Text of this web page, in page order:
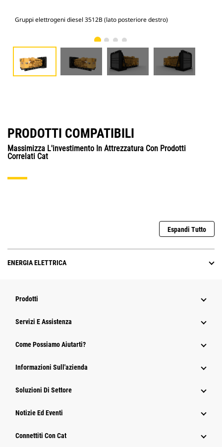
Gruppi elettrogeni diesel 3512B (lato posteriore destro)
PRODOTTI COMPATIBILI
Massimizza L'investimento In Attrezzatura Con Prodotti
Correlati Cat
Espandi Tutto
ENERGIA ELETTRICA
Prodotti
Servizi E Assistenza
Come Possiamo Aiutarti?
Informazioni Sull'azienda
Soluzioni Di Settore
Notizie Ed Eventi
Connettiti Con Cat